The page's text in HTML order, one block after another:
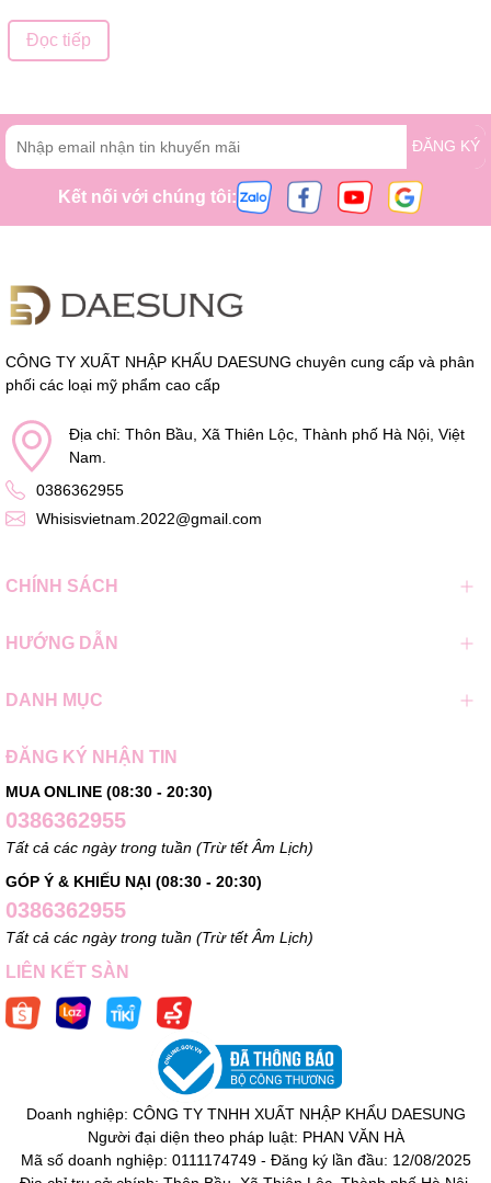
Đọc tiếp
ĐĂNG KÝ
Kết nối với chúng tôi:
CÔNG TY XUẤT NHẬP KHẨU DAESUNG chuyên cung cấp và phân
phối các loại mỹ phẩm cao cấp
Địa chỉ: Thôn Bầu, Xã Thiên Lộc, Thành phố Hà Nội, Việt
Nam.
0386362955
Whisisvietnam.2022@gmail.com
CHÍNH SÁCH
HƯỚNG DẪN
DANH MỤC
ĐĂNG KÝ NHẬN TIN
MUA ONLINE (08:30 - 20:30)
0386362955
Tất cả các ngày trong tuần (Trừ tết Âm Lịch)
GÓP Ý & KHIẾU NẠI (08:30 - 20:30)
0386362955
Tất cả các ngày trong tuần (Trừ tết Âm Lịch)
LIÊN KẾT SÀN
Doanh nghiệp: CÔNG TY TNHH XUẤT NHẬP KHẨU DAESUNG
Người đại diện theo pháp luật: PHAN VĂN HÀ
Mã số doanh nghiệp: 0111174749 - Đăng ký lần đầu: 12/08/2025